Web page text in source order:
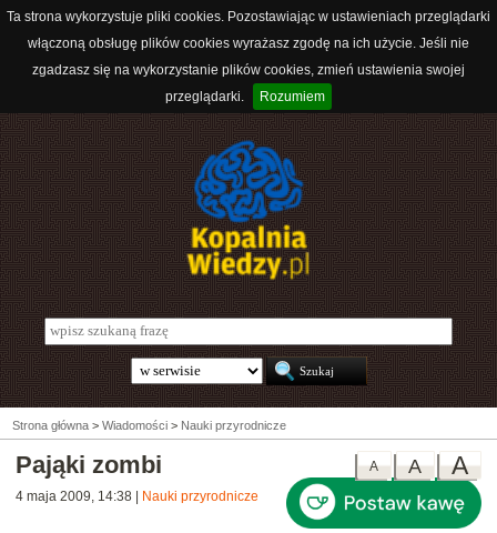
Ta strona wykorzystuje pliki cookies. Pozostawiając w ustawieniach przeglądarki
włączoną obsługę plików cookies wyrażasz zgodę na ich użycie. Jeśli nie
zgadzasz się na wykorzystanie plików cookies, zmień ustawienia swojej
przeglądarki.
Rozumiem
Strona główna > Wiadomości > Nauki przyrodnicze
A
A
A
Pająki zombi
4 maja 2009, 14:38 Nauki przyrodnicze